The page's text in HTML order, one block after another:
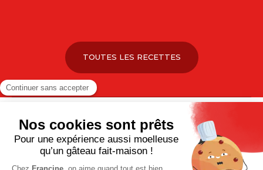
TOUTES LES RECETTES
Pour votre santé, pratiquez une activité physique régulière. Plus
d’infos sur
www.mangerbouger.fr